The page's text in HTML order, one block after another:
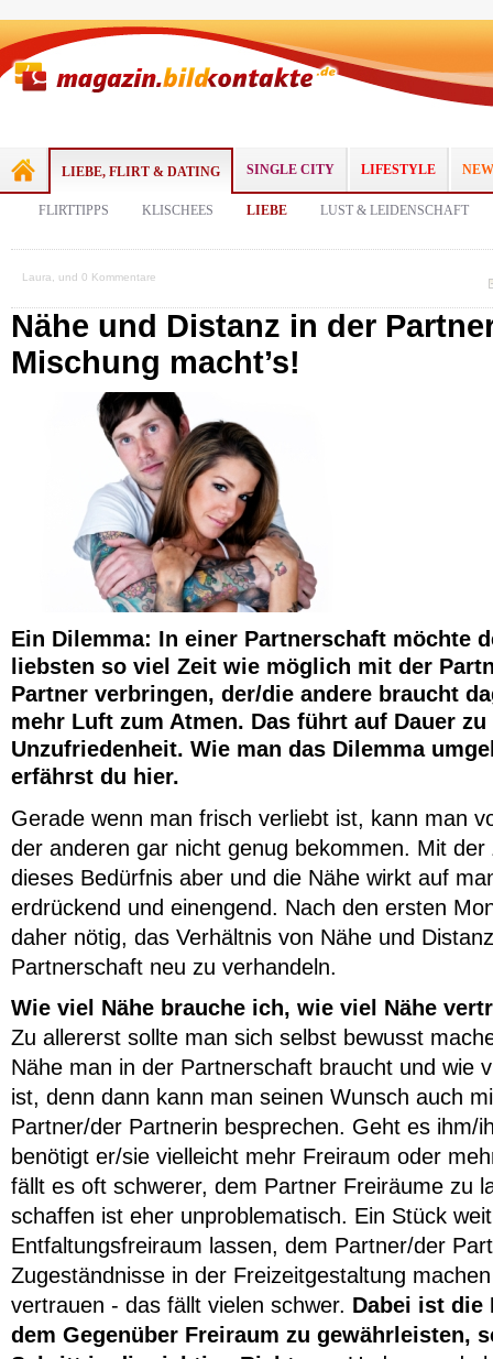
LIEBE, FLIRT & DATING
FLIRTTIPPS KLISCHEES LIEBE LUST & LEIDENSCHAFT
SINGLE CITY LIFESTYLE
Laura, und 0 Kommentare
Nähe und Distanz in der
Mischung macht’s!
Ein Dilemma: In einer Partnerschaft möchte
liebsten so viel Zeit wie möglich mit der
Partner verbringen, der/die andere braucht
mehr Luft zum Atmen. Das führt auf Dauer
Unzufriedenheit. Wie man das Dilemma
erfährst du hier.
Gerade wenn man frisch verliebt ist, kann man
der anderen gar nicht genug bekommen. Mit der
dieses Bedürfnis aber und die Nähe wirkt auf
erdrückend und einengend. Nach den ersten
daher nötig, das Verhältnis von Nähe und
Partnerschaft neu zu verhandeln.
Wie viel Nähe brauche ich, wie viel Nähe
Zu allererst sollte man sich selbst bewusst
Nähe man in der Partnerschaft braucht und wie
ist, denn dann kann man seinen Wunsch auch
Partner/der Partnerin besprechen. Geht es ihm/
benötigt er/sie vielleicht mehr Freiraum oder
fällt es oft schwerer, dem Partner Freiräume zu
schaffen ist eher unproblematisch. Ein Stück
Entfaltungsfreiraum lassen, dem Partner/der
Zugeständnisse in der Freizeitgestaltung
vertrauen - das fällt vielen schwer. Dabei ist die
dem Gegenüber Freiraum zu gewährleisten,